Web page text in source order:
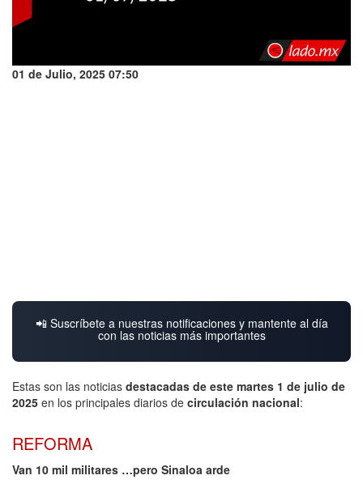
01 de Julio, 2025 07:50
📲 Suscríbete a nuestras notificaciones y mantente al día
con las noticias más importantes
Estas son las noticias destacadas de este martes 1 de julio de
2025 en los principales diarios de circulación nacional:
REFORMA
Van 10 mil militares …pero Sinaloa arde